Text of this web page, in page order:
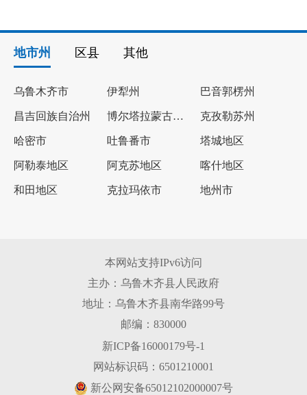
地市州 区县 其他
乌鲁木齐市 伊犁州 巴音郭楞州
昌吉回族自治州 博尔塔拉蒙古自治州 克孜勒苏州
哈密市 吐鲁番市 塔城地区
阿勒泰地区 阿克苏地区 喀什地区
和田地区 克拉玛依市 地州市
本网站支持IPv6访问
主办：乌鲁木齐县人民政府
地址：乌鲁木齐县南华路99号
邮编：830000
新ICP备16000179号-1
网站标识码：6501210001
新公网安备65012102000007号